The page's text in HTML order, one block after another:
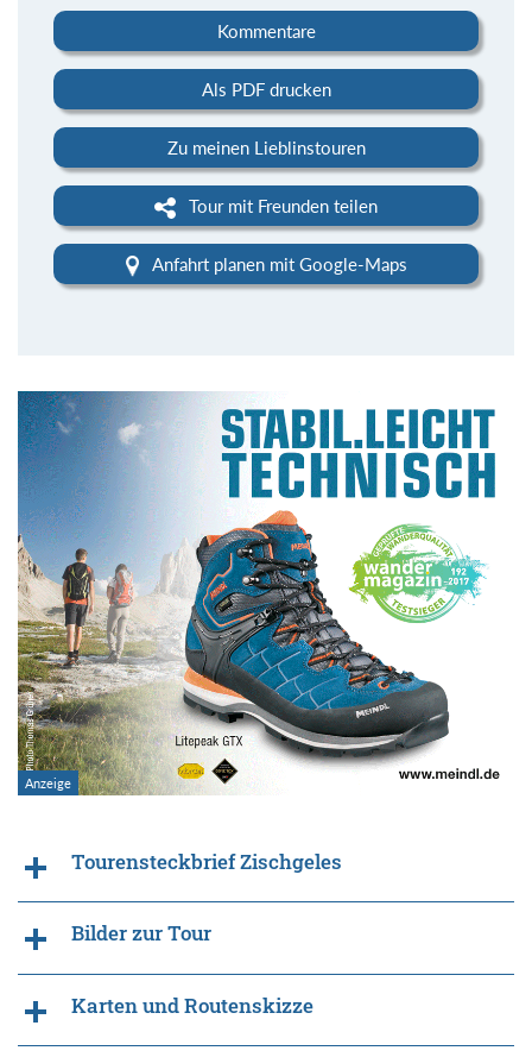
Kommentare
Als PDF drucken
Zu meinen Lieblinstouren
Tour mit Freunden teilen
Anfahrt planen mit Google-Maps
Tourensteckbrief Zischgeles
Bilder zur Tour
Karten und Routenskizze